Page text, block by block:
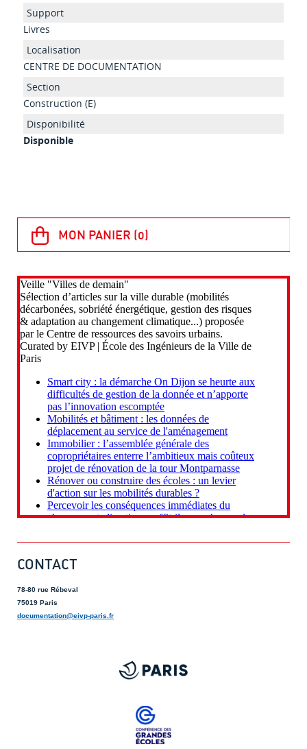
Livres
CENTRE DE DOCUMENTATION
Construction (E)
Disponible
CONTACT
78-80 rue Rébeval
75019 Paris
documentation@eivp-paris.fr